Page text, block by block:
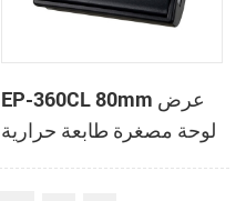
EP-360CL 80mm عرض
لوحة مصغرة طابعة حرارية
مع لصناعة السيارات في